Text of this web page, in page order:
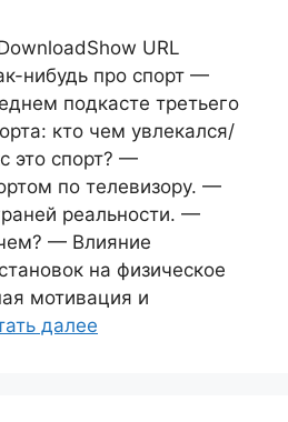
URL
нибудь про спорт —
подкасте третьего
кто чем увлекался/
это спорт? —
по телевизору. —
реальности. —
— Влияние
на физическое
мотивация и
далее